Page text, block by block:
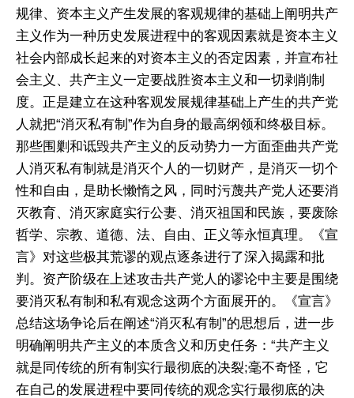
规律、资本主义产生发展的客观规律的基础上阐明共产
主义作为一种历史发展进程中的客观因素就是资本主义
社会内部成长起来的对资本主义的否定因素，并宣布社
会主义、共产主义一定要战胜资本主义和一切剥削制
度。正是建立在这种客观发展规律基础上产生的共产党
人就把“消灭私有制”作为自身的最高纲领和终极目标。
那些围剿和诋毁共产主义的反动势力一方面歪曲共产党
人消灭私有制就是消灭个人的一切财产，是消灭一切个
性和自由，是助长懒惰之风，同时污蔑共产党人还要消
灭教育、消灭家庭实行公妻、消灭祖国和民族，要废除
哲学、宗教、道德、法、自由、正义等永恒真理。《宣
言》对这些极其荒谬的观点逐条进行了深入揭露和批
判。资产阶级在上述攻击共产党人的谬论中主要是围绕
要消灭私有制和私有观念这两个方面展开的。《宣言》
总结这场争论后在阐述“消灭私有制”的思想后，进一步
明确阐明共产主义的本质含义和历史任务：“共产主义
就是同传统的所有制实行最彻底的决裂;毫不奇怪，它
在自己的发展进程中要同传统的观念实行最彻底的决